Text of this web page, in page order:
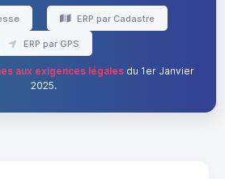
ERP par Cadastre
ERP par GPS
aux exigences légalesdu 1er Janvier
2025.